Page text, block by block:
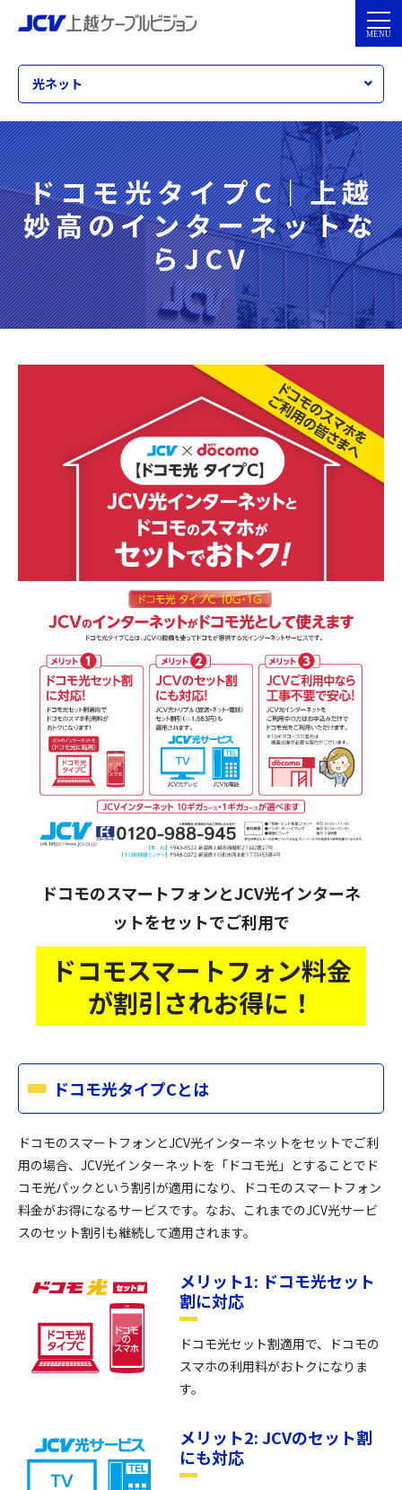
光ネット
ドコモ光タイプC｜上越
妙高のインターネットな
らJCV
ドコモのスマートフォンとJCV光インターネ
ットをセットでご利用で
ドコモスマートフォン料金
が割引されお得に！
ドコモ光タイプCとは
ドコモのスマートフォンとJCV光インターネットをセットでご利
用の場合、JCV光インターネットを「ドコモ光」とすることでド
コモ光パックという割引が適用になり、ドコモのスマートフォン
料金がお得になるサービスです。なお、これまでのJCV光サービ
スのセット割引も継続して適用されます。
メリット1: ドコモ光セット
割に対応
ドコモ光セット割適用で、ドコモの
スマホの利用料がおトクになりま
す。
メリット2: JCVのセット割
にも対応